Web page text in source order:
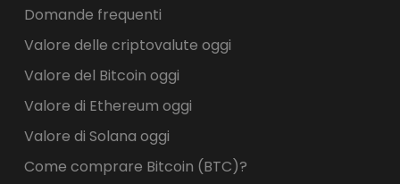
Domande frequenti
Valore delle criptovalute oggi
Valore del Bitcoin oggi
Valore di Ethereum oggi
Valore di Solana oggi
Come comprare Bitcoin (BTC)?